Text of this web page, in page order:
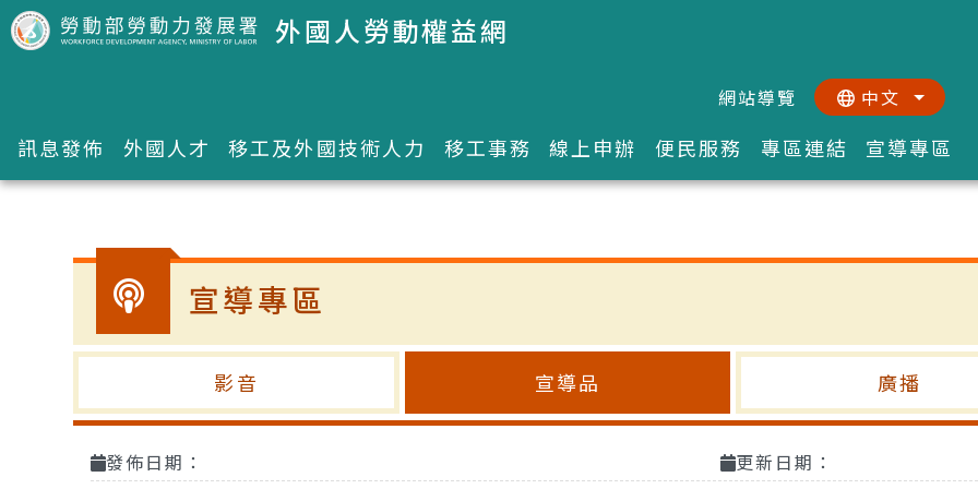
跳到主要內容區塊 外國人勞動權益網
:::網站導覽 中文
訊息發佈 外國人才 移工及外國技術人力 移工事務 線上申辦 便民服務 專區連結 宣導專區
宣導專區
影音 宣導品 廣播
發佈日期：
更新日期：